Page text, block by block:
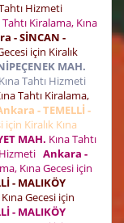
Hizmeti
Tahtı Kiralama, Kına
- SİNCAN -
için Kiralık
MAH.
Tahtı Hizmeti
Tahtı Kiralama,
- TEMELLİ -
için Kiralık Kına
MAH. Kına Tahtı
Ankara -
Kına Gecesi için
- MALIKÖY
Gecesi için
- MALIKÖY